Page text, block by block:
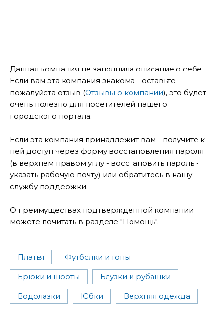
Данная компания не заполнила описание о себе.
Если вам эта компания знакома - оставьте
пожалуйста отзыв (Отзывы о компании), это будет
очень полезно для посетителей нашего
городского портала.
Если эта компания принадлежит вам - получите к
ней доступ через форму восстановления пароля
(в верхнем правом углу - восстановить пароль -
указать рабочую почту) или обратитесь в нашу
службу поддержки.
О преимуществах подтвержденной компании
можете почитать в разделе "Помощь".
Платья Футболки и топы
Брюки и шорты Блузки и рубашки
Водолазки Юбки Верхняя одежда